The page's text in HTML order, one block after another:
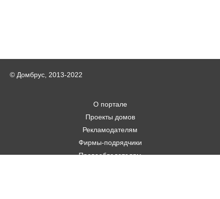
© Домбрус, 2013-2022
О портале
Проекты домов
Рекламодателям
Фирмы-подрядчики
Правообладателям